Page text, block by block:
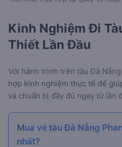
Kinh Nghiệm Đi
Thiết Lần Đầu
Với hành trình trên tàu Đà
hợp kinh nghiệm thực tế để
và chuẩn bị đầy đủ ngay từ lần
Mua vé tàu Đà Nẵng
nhất?